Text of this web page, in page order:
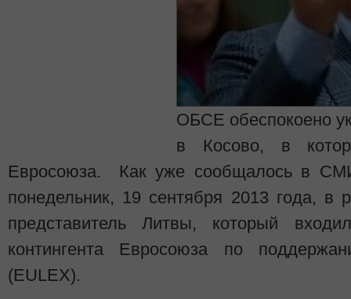
ОБСЕ обеспокоено
в Косово, в
Евросоюза. Как уже сообщалось в
понедельник, 19 сентября 2013 года, в
представитель Литвы, который
контингента Евросоюза по
(EULEX).